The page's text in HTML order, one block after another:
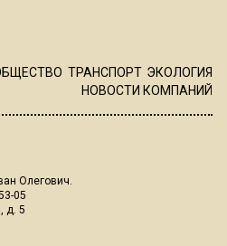
ТРАНСПОРТ ЭКОЛОГИЯ
НОВОСТИ КОМПАНИЙ
Олегович.
05
д. 5